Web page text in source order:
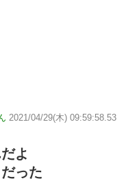
2021/04/29(木) 09:59:58.53
よ
った